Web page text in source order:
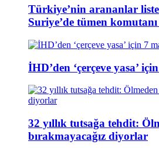
Türkiye’nin arananlar
Suriye’de tümen
İHD’den ‘çerçeve yasa’
32 yıllık tutsağa tehdit:
bırakmayacağız diyorlar